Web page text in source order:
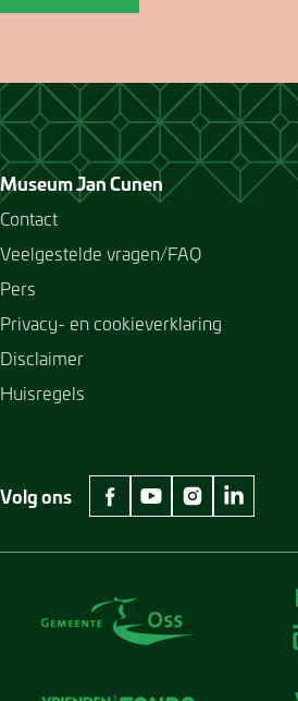
Museum Jan Cunen
Contact
Veelgestelde vragen/FAQ
Pers
Privacy- en cookieverklaring
Disclaimer
Huisregels
Volg ons
facebook Museum Jan
youtube Museum
instagram
linkedin